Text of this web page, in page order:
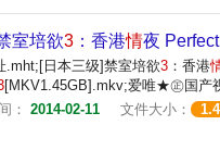
室培欲3 ：香港情夜
.mht;[日本三级]禁室培欲3 ：香港
[MKV1.45GB].mkv;爱唯★㊣国产
： 2014-02-11 文件大小：